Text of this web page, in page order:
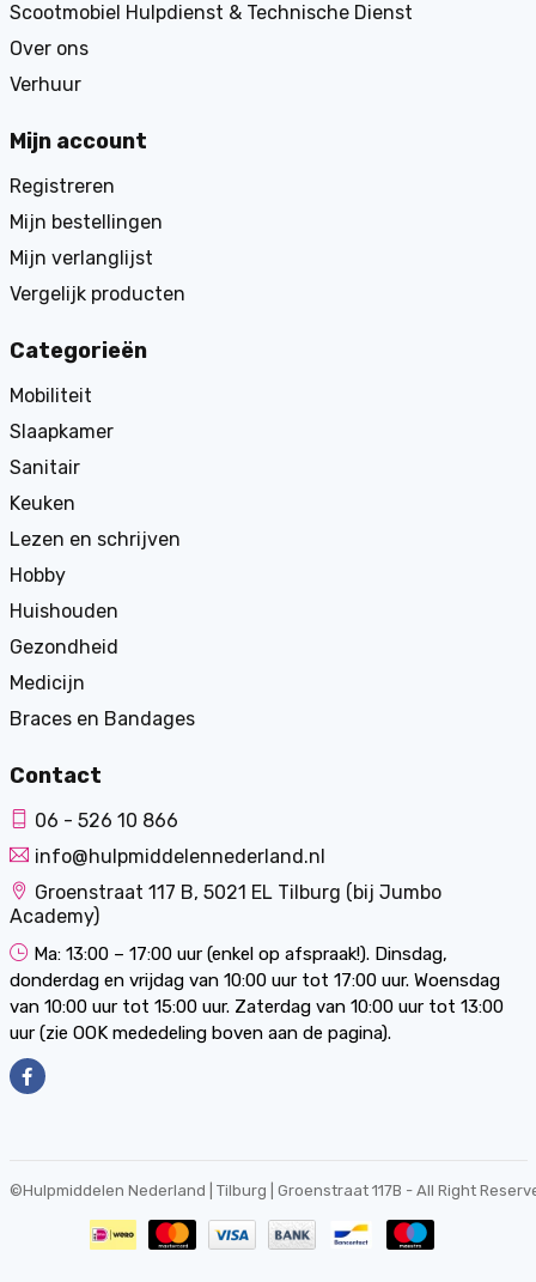
Scootmobiel Hulpdienst & Technische Dienst
Over ons
Verhuur
Mijn account
Registreren
Mijn bestellingen
Mijn verlanglijst
Vergelijk producten
Categorieën
Mobiliteit
Slaapkamer
Sanitair
Keuken
Lezen en schrijven
Hobby
Huishouden
Gezondheid
Medicijn
Braces en Bandages
Contact
06 - 526 10 866
info@hulpmiddelennederland.nl
Groenstraat 117 B, 5021 EL Tilburg (bij Jumbo
Academy)
Ma: 13:00 – 17:00 uur (enkel op afspraak!). Dinsdag,
donderdag en vrijdag van 10:00 uur tot 17:00 uur. Woensdag
van 10:00 uur tot 15:00 uur. Zaterdag van 10:00 uur tot 13:00
uur (zie OOK mededeling boven aan de pagina).
©Hulpmiddelen Nederland | Tilburg | Groenstraat 117B - All Right